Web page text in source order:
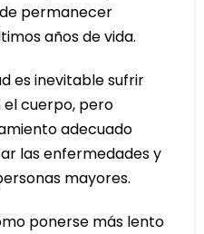
permanecer
años de vida.
es inevitable sufrir
cuerpo, pero
adecuado
las enfermedades y
mayores.
ponerse más lento